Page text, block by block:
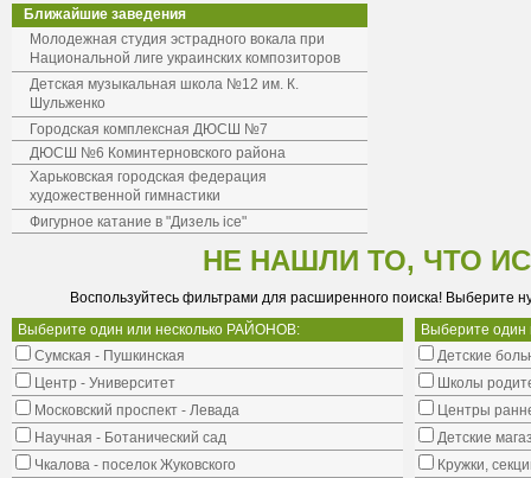
Ближайшие заведения
Молодежная студия эстрадного вокала при
Национальной лиге украинских композиторов
Детская музыкальная школа №12 им. К.
Шульженко
Городская комплексная ДЮСШ №7
ДЮСШ №6 Коминтерновского района
Харьковская городская федерация
художественной гимнастики
Фигурное катание в "Дизель ice"
НЕ НАШЛИ ТО, ЧТО
Воспользуйтесь фильтрами для расширенного поиска! Выберите
Выберите один или несколько РАЙОНОВ:
Сумская - Пушкинская
Центр - Университет
Московский проспект - Левада
Научная - Ботанический сад
Чкалова - поселок Жуковского
Выберите
Детские
Школы
Центры
Детские
Кружки,